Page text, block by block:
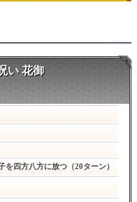
い 花御
四方八方に放つ（20ターン）